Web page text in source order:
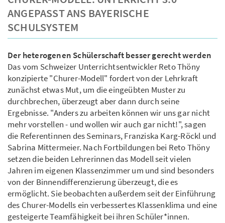
ANGEPASST ANS BAYERISCHE
SCHULSYSTEM
Der heterogenen Schülerschaft besser gerecht werden
Das vom Schweizer Unterrichtsentwickler Reto Thöny
konzipierte "Churer-Modell" fordert von der Lehrkraft
zunächst etwas Mut, um die eingeübten Muster zu
durchbrechen, überzeugt aber dann durch seine
Ergebnisse. "Anders zu arbeiten können wir uns gar nicht
mehr vorstellen - und wollen wir auch gar nicht!", sagen
die Referentinnen des Seminars, Franziska Karg-Röckl und
Sabrina Mittermeier. Nach Fortbildungen bei Reto Thöny
setzen die beiden Lehrerinnen das Modell seit vielen
Jahren im eigenen Klassenzimmer um und sind besonders
von der Binnendifferenzierung überzeugt, die es
ermöglicht. Sie beobachten außerdem seit der Einführung
des Churer-Modells ein verbessertes Klassenklima und eine
gesteigerte Teamfähigkeit bei ihren Schüler*innen.